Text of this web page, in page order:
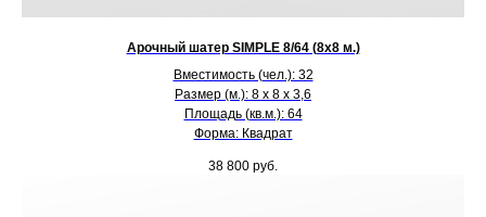
Арочный шатер SIMPLE 8/64 (8х8 м.)
Вместимость (чел.): 32
Размер (м.): 8 х 8 х 3,6
Площадь (кв.м.): 64
Форма: Квадрат
38 800 руб.